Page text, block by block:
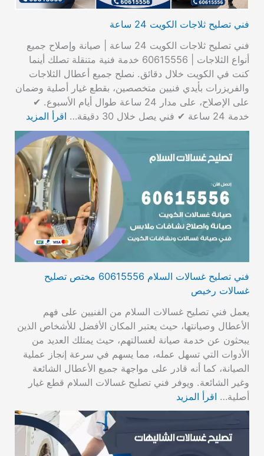
فني تصليح ثلاجات الكويت 24 ساعة
فني تصليح ثلاجات الكويت 24 ساعة | صيانة وإصلاح جميع
أنواع الثلاجات | 60615556 خدمة فنية متنقلة تصلك أينما
كنت في الكويت خلال دقائق. نصلح جميع أعطال الثلاجات
والفريزرات بأيدي فنيين متخصصين، بقطع غيار أصلية وضمان
على الإصلاح، على مدار 24 ساعة طوال أيام الأسبوع. ✔
خدمة 24 ساعة ✔ فني يصل خلال 30 دقيقة…
اقرأ المزيد
فني تصليح غسالات السلام 60615556 مختص تصليح
غسالات رخيص
يعمل فني تصليح غسالات السلام من الفنيين على فهم
الأعطال وصيانتها، حيث يعتبر المكان الأفضل للأشخاص الذين
يبحثون عن خدمة صيانة لغسالتهم، حيث يمتلك العديد من
الأدوات التي تسهل عمله، مما يسهم في سرعة إنجاز عملية
الصيانة، كما أنه قادر على مواجهة جميع الأعطال الشائعة
وغير الشائعة. ويوفر فني تصليح غسالات السلام قطع غيار
أصلية… اقرأ المزيد